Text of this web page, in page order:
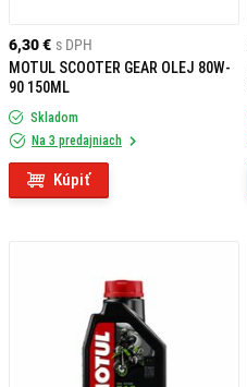
6,30 € s DPH
MOTUL SCOOTER GEAR OLEJ 80W-
90 150ML
Skladom
Na 3 predajniach
Kúpiť